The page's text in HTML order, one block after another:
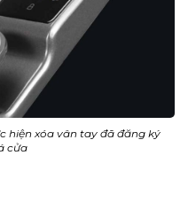
hiện xóa vân tay đã đăng ký
cửa